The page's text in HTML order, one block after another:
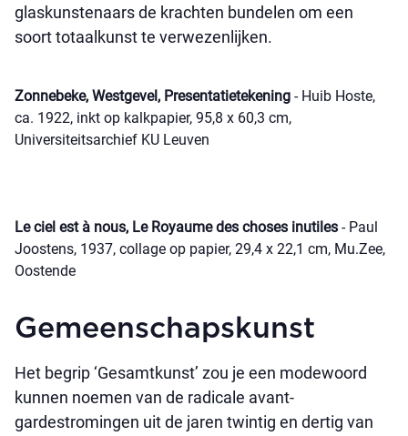
glaskunstenaars de krachten bundelen om een
soort totaalkunst te verwezenlijken.
Zonnebeke, Westgevel, Presentatietekening - Huib Hoste,
ca. 1922, inkt op kalkpapier, 95,8 x 60,3 cm,
Universiteitsarchief KU Leuven
Le ciel est à nous, Le Royaume des choses inutiles - Paul
Joostens, 1937, collage op papier, 29,4 x 22,1 cm, Mu.Zee,
Oostende
Gemeenschapskunst
Het begrip ‘Gesamtkunst’ zou je een modewoord
kunnen noemen van de radicale avant-
gardestromingen uit de jaren twintig en dertig van